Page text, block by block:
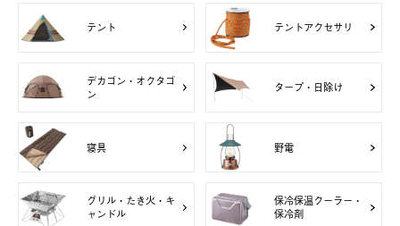
テント テントアクセサリ
デカゴン・オクタゴ
ン
タープ・日除け
寝具 野電
グリル・たき火・キ
ャンドル
保冷保温クーラー・
保冷剤